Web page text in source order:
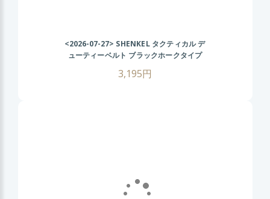
<2026-07-27> SHENKEL タクティカル デ
ューティーベルト ブラックホークタイプ
(BK ブラック) サバゲー装備 サバイバルゲ
ーム ミリタリーベルト 装備用ベルト
3,195円